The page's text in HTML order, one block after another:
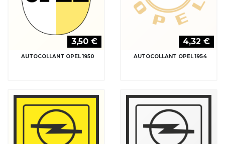
3,50 €
AUTOCOLLANT OPEL 1950
4,32 €
AUTOCOLLANT OPEL 1954